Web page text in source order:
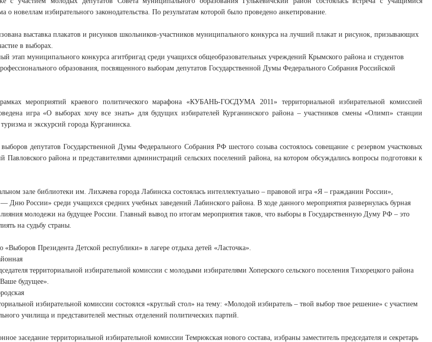
о новеллам избирательного законодательства. По результатам которой было проведено анкетирование.
выставка плакатов и рисунков школьников-участников муниципального конкурса на лучший плакат и рисунок, призывающих
в выборах.
этап муниципального конкурса агитбригад среди учащихся общеобразовательных учреждений Крымского района и студентов
образования, посвященного выборам депутатов Государственной Думы Федерального Собрания Российской
мероприятий краевого политического марафона «КУБАНЬ-ГОСДУМА 2011» территориальной избирательной комиссией
игра «О выборах хочу все знать» для будущих избирателей Курганинского района – участников смены «Олимп» станции
и экскурсий города Курганинска.
депутатов Государственной Думы Федерального Собрания РФ шестого созыва состоялось совещание с резервом участковых
Павловского района и представителями администраций сельских поселений района, на котором обсуждались вопросы подготовки к
зале библиотеки им. Лихачева города Лабинска состоялась интеллектуально – правовой игра «Я – гражданин России»,
Дню России» среди учащихся средних учебных заведений Лабинского района. В ходе данного мероприятия развернулась бурная
молодежи на будущее России. Главный вывод по итогам мероприятия таков, что выборы в Государственную Думу РФ – это
на судьбу страны.
«Выборов Президента Детской республики» в лагере отдыха детей «Ласточка».
территориальной избирательной комиссии с молодыми избирателями Хоперского сельского поселения Тихорецкого района
будущее».
избирательной комиссии состоялся «круглый стол» на тему: «Молодой избиратель – твой выбор твое решение» с участием
училища и представителей местных отделений политических партий.
заседание территориальной избирательной комиссии Темрюкская нового состава, избраны заместитель председателя и секретарь